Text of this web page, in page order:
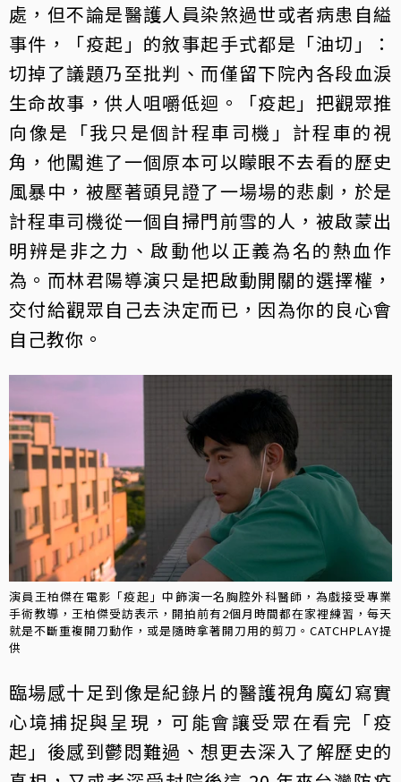
處，但不論是醫護人員染煞過世或者病患自縊
事件，「疫起」的敘事起手式都是「油切」：
切掉了議題乃至批判、而僅留下院內各段血淚
生命故事，供人咀嚼低迴。「疫起」把觀眾推
向像是「我只是個計程車司機」計程車的視
角，他闖進了一個原本可以矇眼不去看的歷史
風暴中，被壓著頭見證了一場場的悲劇，於是
計程車司機從一個自掃門前雪的人，被啟蒙出
明辨是非之力、啟動他以正義為名的熱血作
為。而林君陽導演只是把啟動開關的選擇權，
交付給觀眾自己去決定而已，因為你的良心會
自己教你。
演員王柏傑在電影「疫起」中飾演一名胸腔外科醫師，為戲接受專業
手術教導，王柏傑受訪表示，開拍前有2個月時間都在家裡練習，每天
就是不斷重複開刀動作，或是隨時拿著開刀用的剪刀。CATCHPLAY提
供
臨場感十足到像是紀錄片的醫護視角魔幻寫實
心境捕捉與呈現，可能會讓受眾在看完「疫
起」後感到鬱悶難過、想更去深入了解歷史的